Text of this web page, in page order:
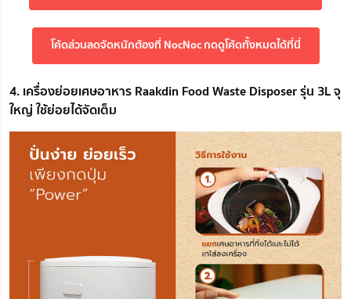
โค้ดส่วนลดจัดหนักต้องที่ NocNoc กดดูโค้ดทั้งหมดได้ที่นี่
4. เครื่องย่อยเศษอาหาร Raakdin Food Waste Disposer รุ่น 3L จุ
ใหญ่ ใช้ย่อยได้จัดเต็ม